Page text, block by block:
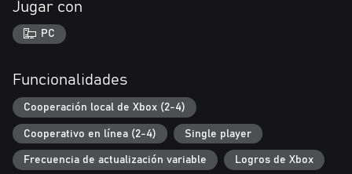
Jugar con
PC
Funcionalidades
Cooperación local de Xbox (2-4)
Cooperativo en línea (2-4) Single player
Frecuencia de actualización variable Logros de Xbox